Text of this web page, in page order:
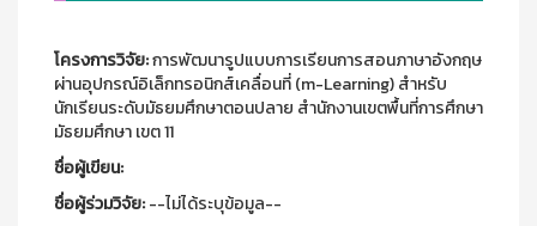
โครงการวิจัย:การพัฒนารูปแบบการเรียนการสอนภาษาอังกฤษ
ผ่านอุปกรณ์อิเล็กทรอนิกส์เคลื่อนที่ (m-Learning) สำหรับ
นักเรียนระดับมัธยมศึกษาตอนปลาย สำนักงานเขตพื้นที่การศึกษา
มัธยมศึกษา เขต 11
ชื่อผู้เขียน:
ชื่อผู้ร่วมวิจัย:--ไม่ได้ระบุข้อมูล--